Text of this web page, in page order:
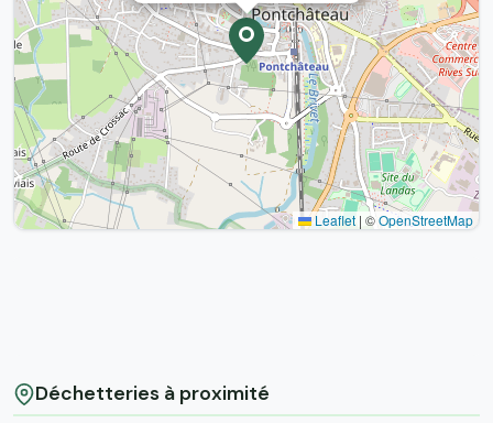
Leaflet | ©OpenStreetMap
Déchetteries à proximité